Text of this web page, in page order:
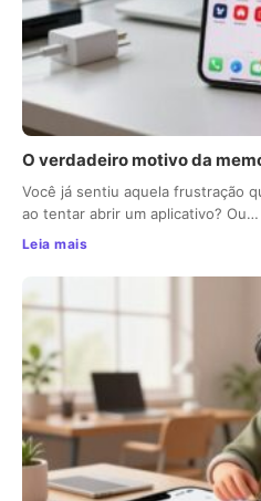
O verdadeiro motivo da
Você já sentiu aquela frustração
ao tentar abrir um aplicativo? Ou…
Leia mais